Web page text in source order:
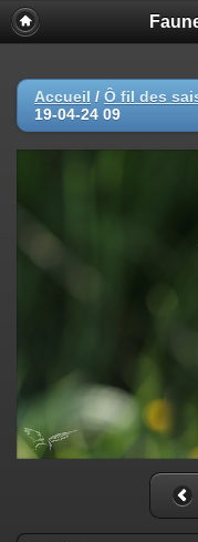
Accueil / Ô fil des
19-04-24 09